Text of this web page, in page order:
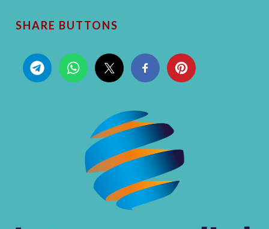
SHARE BUTTONS